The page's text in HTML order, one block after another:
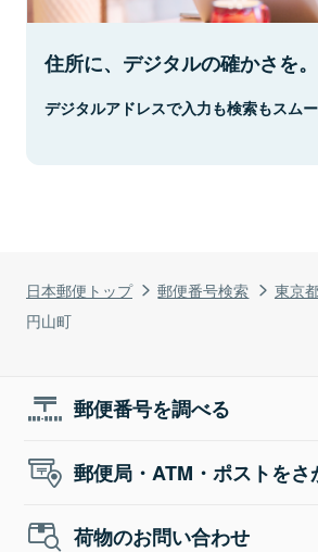
日本郵便トップ 郵便番号検索 東京
円山町
住所に、デジタルの確かさを。
デジタルアドレスで入力も検索もスムー
郵便番号を調べる
郵便局・ATM・ポストをさ
荷物のお問い合わせ